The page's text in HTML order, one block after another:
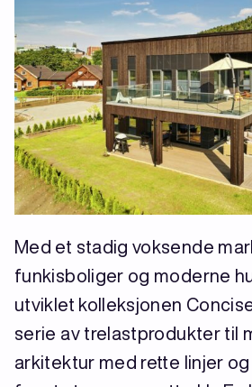
Med et stadig voksende
funkisboliger og moderne
utviklet kolleksjonen
serie av trelastprodukter til
arkitektur med rette linjer